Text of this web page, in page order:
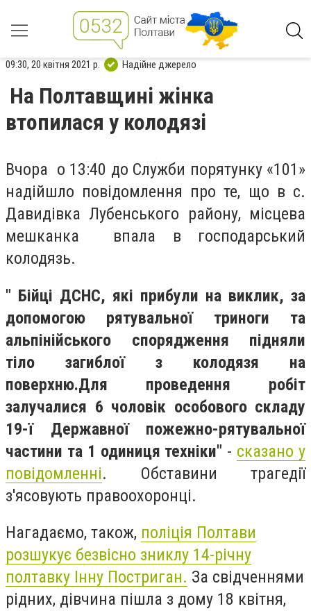
09:30, 20 квітня 2021 р. Надійне джерело
На Полтавщині жінка
втопилася у колодязі
Вчора о 13:40 до Служби порятунку «101»
надійшло повідомлення про те, що в с.
Давидівка Лубенського району, місцева
мешканка впала в господарський
колодязь.
" Бійці ДСНС, які прибули на виклик, за
допомогою рятувальної триноги та
альпінійського спорядження підняли
тіло загиблої з колодязя на
поверхню.Для проведення робіт
залучалися 6 чоловік особового складу
19-ї Державної пожежно-рятувальної
частини та 1 одиниця техніки" - сказано у
повідомленні. Обставини трагедії
з'ясовують правоохоронці.
Нагадаємо, також, поліція Полтави
розшукує безвісно зниклу 14-річну
полтавку Інну Постриган. За свідченнями
рідних, дівчина пішла з дому 18 квітня,